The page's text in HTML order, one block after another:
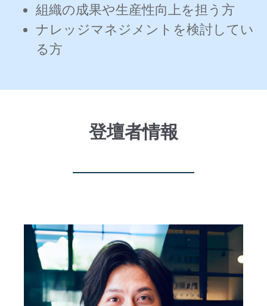
組織の成果や生産性向上を担う方
ナレッジマネジメントを検討してい
る方
登壇者情報